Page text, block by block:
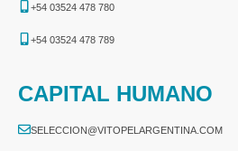
+54 03524 478 780​
+54 03524 478 789​
CAPITAL HUMANO
SELECCION@VITOPELARGENTINA.COM